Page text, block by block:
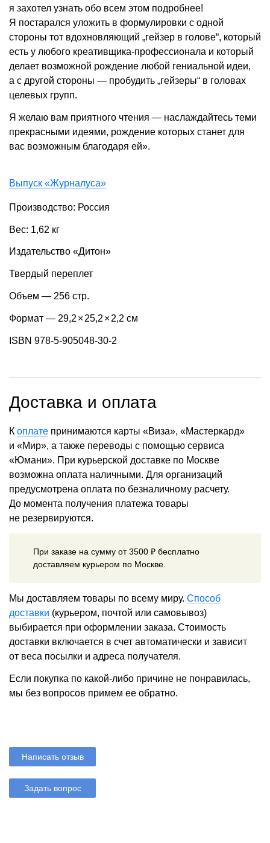
я захотел узнать обо всем этом подробнее!
Я постарался уложить в формулировки с одной
стороны тот вдохновляющий „гейзер в голове“, который
есть у любого креативщика-профессионала и который
делает возможной рождение любой гениальной идеи,
а с другой стороны — пробудить „гейзеры“ в головах
целевых групп.
Я желаю вам приятного чтения — наслаждайтесь теми
прекрасными идеями, рождение которых станет для
вас возможным благодаря ей».
Выпуск «Журналуса»
Производство: Россия
Вес: 1,62 кг
Издательство «Дитон»
Твердый переплет
Объем — 256 стр.
Формат — 29,2 × 25,2 × 2,2 см
ISBN 978-5-905048-30-2
Доставка и оплата
К оплате принимаются карты «Виза», «Мастеркард»
и «Мир», а также переводы с помощью сервиса
«Юмани». При курьерской доставке по Москве
возможна оплата наличными. Для организаций
предусмотрена оплата по безналичному расчету.
До момента получения платежа товары
не резервируются.
При заказе на сумму от 3500 ₽ бесплатно
доставляем курьером по Москве.
Мы доставляем товары по всему миру. Способ
доставки (курьером, почтой или самовывоз)
выбирается при оформлении заказа. Стоимость
доставки включается в счет автоматически и зависит
от веса посылки и адреса получателя.
Если покупка по какой-либо причине не понравилась,
мы без вопросов примем ее обратно.
Написать отзыв
Задать вопрос